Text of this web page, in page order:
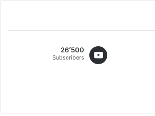
26٬500
Subscribers